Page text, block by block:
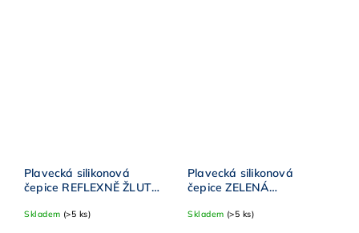
Plavecká silikonová
čepice REFLEXNĚ ŽLUTÁ
logo
Skladem (>5 ks)
Plavecká silikonová
čepice ZELENÁ
BÍLÉ logo
Skladem (>5 ks)